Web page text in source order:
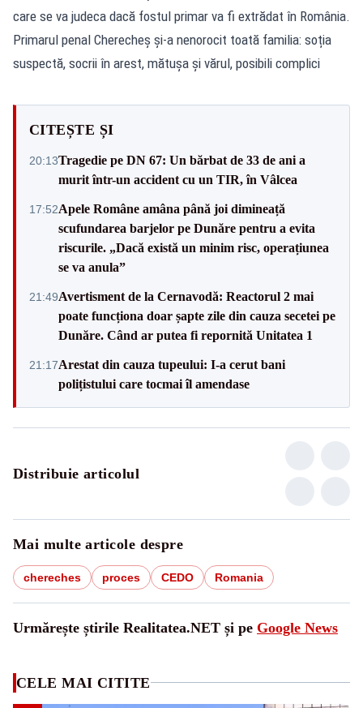
care se va judeca dacă fostul primar va fi extrădat în România.
Primarul penal Cherecheș și-a nenorocit toată familia: soția
suspectă, socrii în arest, mătușa și vărul, posibili complici
CITEȘTE ȘI
20:13Tragedie pe DN 67: Un bărbat de 33 de ani a
murit într-un accident cu un TIR, în Vâlcea
17:52Apele Române amâna până joi dimineață
scufundarea barjelor pe Dunăre pentru a evita
riscurile. „Dacă există un minim risc, operațiunea
se va anula”
21:49Avertisment de la Cernavodă: Reactorul 2 mai
poate funcționa doar șapte zile din cauza secetei pe
Dunăre. Când ar putea fi repornită Unitatea 1
21:17Arestat din cauza tupeului: I-a cerut bani
polițistului care tocmai îl amendase
Distribuie articolul
Mai multe articole despre
chereches proces CEDO Romania
Urmărește știrile Realitatea.NET și pe Google News
CELE MAI CITITE